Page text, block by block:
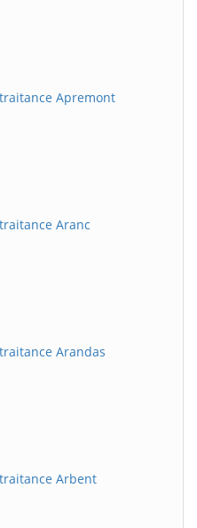
Apremont
Aranc
Arandas
Arbent